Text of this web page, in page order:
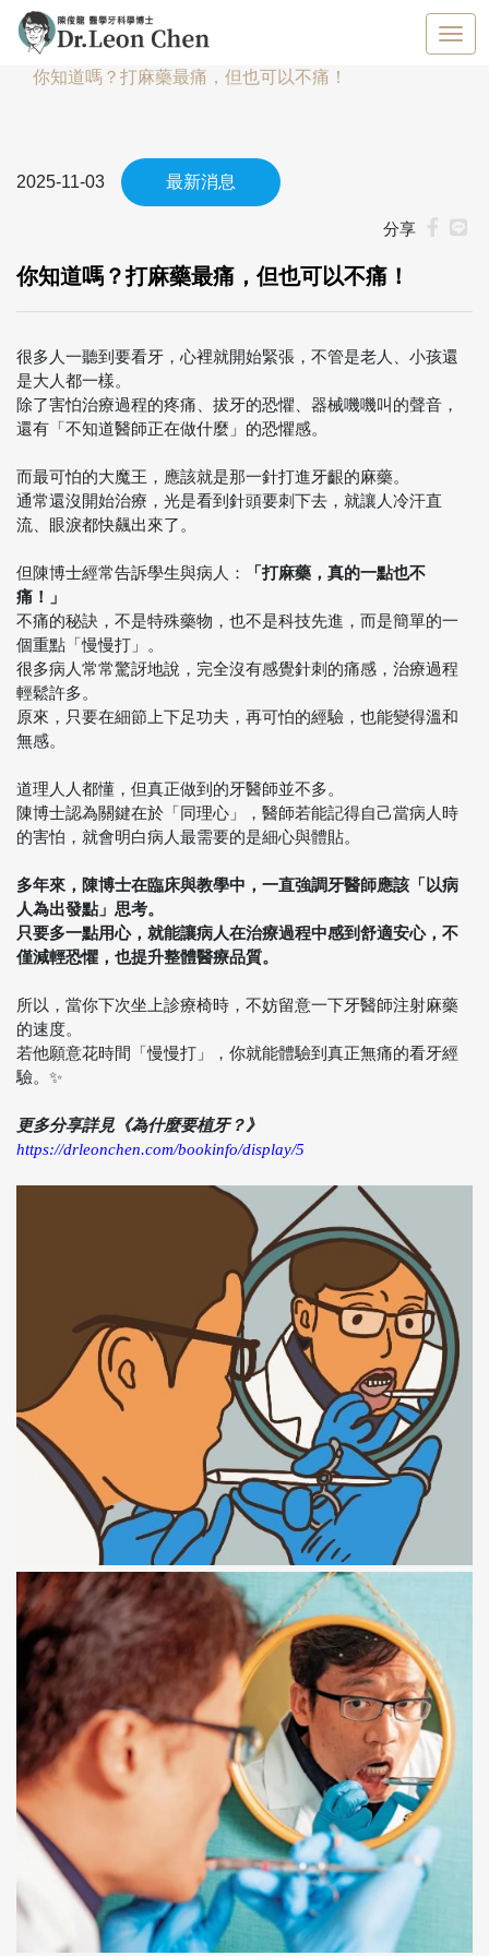
首頁
最新消息
你知道嗎？打麻藥最痛，但也可以不痛！
2025-11-03 最新消息
分享
你知道嗎？打麻藥最痛，但也可以不痛！
很多人一聽到要看牙，心裡就開始緊張，不管是老人、小孩還
是大人都一樣。
除了害怕治療過程的疼痛、拔牙的恐懼、器械嘰嘰叫的聲音，
還有「不知道醫師正在做什麼」的恐懼感。
而最可怕的大魔王，應該就是那一針打進牙齦的麻藥。
通常還沒開始治療，光是看到針頭要刺下去，就讓人冷汗直
流、眼淚都快飆出來了。
但陳博士經常告訴學生與病人：
「打麻藥，真的一點也不
痛！」
不痛的秘訣，不是特殊藥物，也不是科技先進，而是簡單的一
個重點「慢慢打」。
很多病人常常驚訝地說，完全沒有感覺針刺的痛感，治療過程
輕鬆許多。
原來，只要在細節上下足功夫，再可怕的經驗，也能變得溫和
無感。
道理人人都懂，但真正做到的牙醫師並不多。
陳博士認為關鍵在於「同理心」，醫師若能記得自己當病人時
的害怕，就會明白病人最需要的是細心與體貼。
多年來，陳博士在臨床與教學中，一直強調牙醫師應該「以病
人為出發點」思考。
只要多一點用心，就能讓病人在治療過程中感到舒適安心，不
僅減輕恐懼，也提升整體醫療品質。
所以，當你下次坐上診療椅時，不妨留意一下牙醫師注射麻藥
的速度。
若他願意花時間「慢慢打」，你就能體驗到真正無痛的看牙經
驗。✨
更多分享詳見《為什麼要植牙？》
https://drleonchen.com/bookinfo/display/5